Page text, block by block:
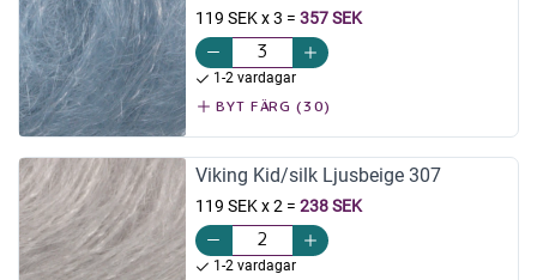
119 SEK x 3 = 357 SEK
1-2 vardagar
BYT FÄRG (30)
Viking Kid/silk Ljusbeige 307
119 SEK x 2 = 238 SEK
1-2 vardagar